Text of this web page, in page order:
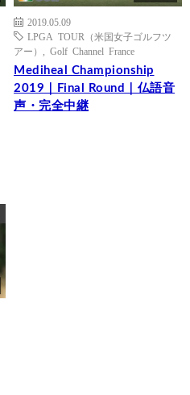
2019.05.09
LPGA TOUR（米国女子ゴルフツ
アー）
Golf Channel France
Mediheal Championship
2019｜Final Round｜仏語音
声・完全中継